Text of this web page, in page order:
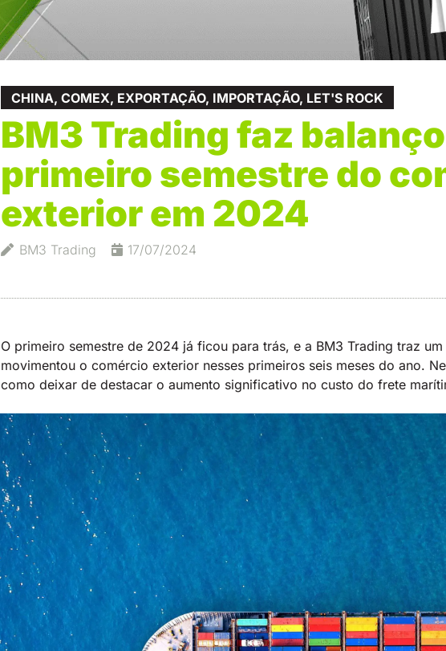
CHINA,COMEX, EXPORTAÇÃO, IMPORTAÇÃO, LET'S ROCK
BM3 Trading faz
primeiro semestre do
exterior em 2024
BM3 Trading 17/07/2024
O primeiro semestre de 2024 já ficou para trás, e a BM3 Trading traz
movimentou o comércio exterior nesses primeiros seis meses do ano.
como deixar de destacar o aumento significativo no custo do frete